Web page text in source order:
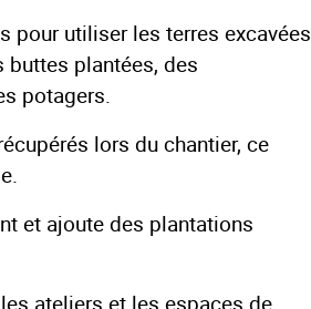
pour utiliser les terres excavées
plantées, des
potagers.
lors du chantier, ce
et ajoute des plantations